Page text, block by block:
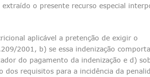
o presente recurso especial
aplicável a pretenção de exigir o
2001, b) se essa indenização comporta
do pagamento da indenização e d)
requisitos para a incidência da